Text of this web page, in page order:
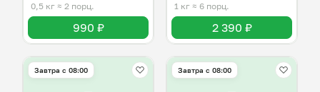
0,5 кг ≈ 2 порц.
990 ₽
1 кг ≈ 6 порц.
2 390 ₽
Завтра c 08:00 Завтра c 08:00